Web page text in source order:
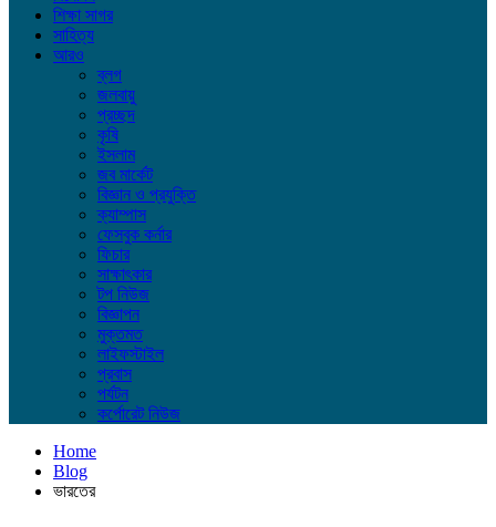
শিক্ষা সাগর
সাহিত্য
আরও
ব্লগ
জলবায়ু
প্রচ্ছদ
কৃষি
ইসলাম
জব মার্কেট
বিজ্ঞান ও প্রযুক্তি
ক্যাম্পাস
ফেসবুক কর্নার
ফিচার
সাক্ষাৎকার
টপ নিউজ
বিজ্ঞাপন
মুক্তমত
লাইফস্টাইল
প্রবাস
পর্যটন
কর্পোরেট নিউজ
Home
Blog
ভারতের